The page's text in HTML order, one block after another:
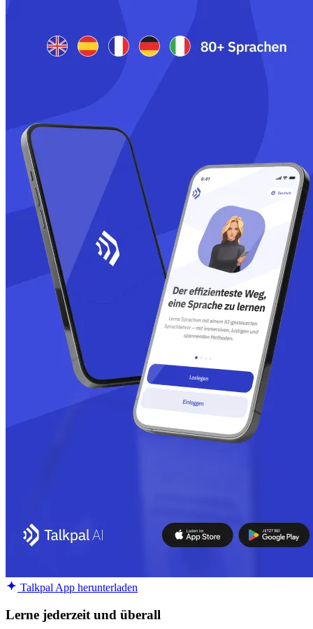
Talkpal App herunterladen
Lerne jederzeit und überall